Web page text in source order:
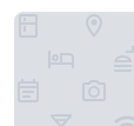
曼谷新德霍恩凱賓斯基飯店